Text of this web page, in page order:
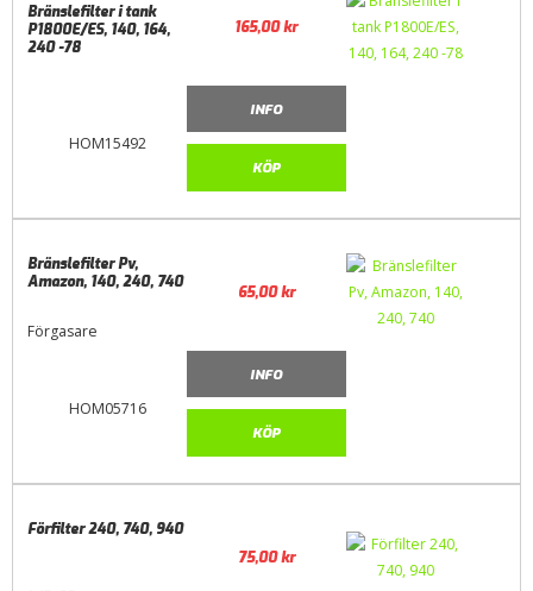
HOM15492
Bränslefilter i tank
P1800E/ES, 140, 164,
240 -78
165,00kr
INFO
KÖP
HOM05716
Bränslefilter Pv,
Amazon, 140, 240, 740
Förgasare
65,00kr
INFO
KÖP
Förfilter 240, 740, 940
75,00kr